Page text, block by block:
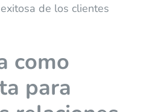
de los clientes
como
para